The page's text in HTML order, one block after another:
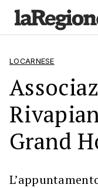
LOCARNESE
Grand